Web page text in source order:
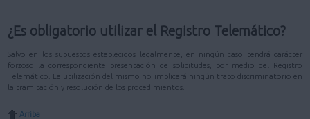
¿Es obligatorio utilizar el Registro Telemático?
Salvo en los supuestos establecidos legalmente, en ningún caso tendrá carácter
forzoso la correspondiente presentación de solicitudes, por medio del Registro
Telemático. La utilización del mismo no implicará ningún trato discriminatorio en
la tramitación y resolución de los procedimientos.
Arriba